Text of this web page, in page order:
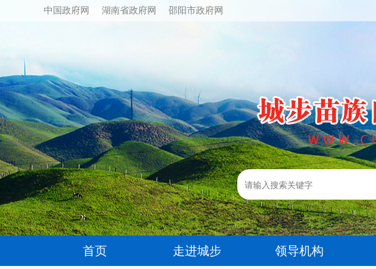
中国政府网 湖南省政府网 邵阳市政府网
首页 走进城步 领导机构